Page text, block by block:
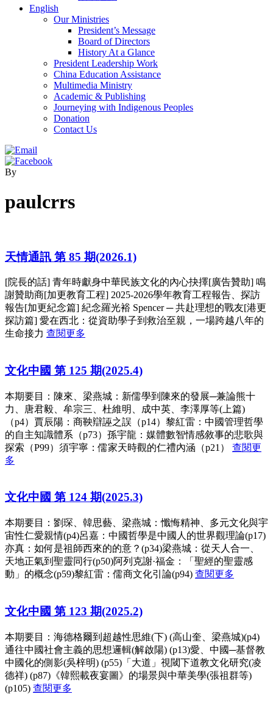
English
Our Ministries
President’s Message
Board of Directors
History At a Glance
President Leadership Work
China Education Assistance
Multimedia Ministry
Academic & Publishing
Journeying with Indigenous Peoples
Donation
Contact Us
By
paulcrrs
天情通訊 第 85 期(2026.1)
[院長的話] 青年時獻身中華民族文化的內心抉擇[廣告贊助] 鳴
謝贊助商[加更教育工程] 2025-2026學年教育工程報告、探訪
報告[加更紀念篇] 紀念羅光裕 Spencer ─ 共赴理想的戰友[港更
探訪篇] 愛在西北：從資助學子到救治至親，一場跨越八年的
生命接力 查閱更多
文化中國 第 125 期(2025.4)
本期要目：陳來、梁燕城：新儒學到陳來的發展─兼論熊十
力、唐君毅、牟宗三、杜維明、成中英、李澤厚等(上篇)
（p4）賈辰陽：商鞅辯誣之誤（p14）黎紅雷：中國管理哲學
的自主知識體系（p73）孫宇龍：媒體數智情感敘事的悲歌與
探索（P99）須宇寧：儒家天時觀的仁禮內涵（p21） 查閱更
多
文化中國 第 124 期(2025.3)
本期要目：劉琛、韓思藝、梁燕城：懺悔精神、多元文化與宇
宙性仁愛親情(p4)呂嘉：中國哲學是中國人的世界觀理論(p17)
亦真：如何是祖師西來的的意？(p34)梁燕城：從天人合一、
天地正氣到聖靈同行(p50)阿列克謝·福金：「聖經的聖靈感
動」的概念(p59)黎紅雷：儒商文化引論(p94) 查閱更多
文化中國 第 123 期(2025.2)
本期要目：海德格爾到超越性思維(下) (高山奎、梁燕城)(p4)
通往中國社會主義的思想邏輯(解啟陽) (p13)愛、中國─基督教
中國化的側影(吳梓明) (p55)「大道」視閾下道教文化研究(凌
德祥) (p87)《韓熙載夜宴圖》的場景與中華美學(張祖群等)
(p105) 查閱更多